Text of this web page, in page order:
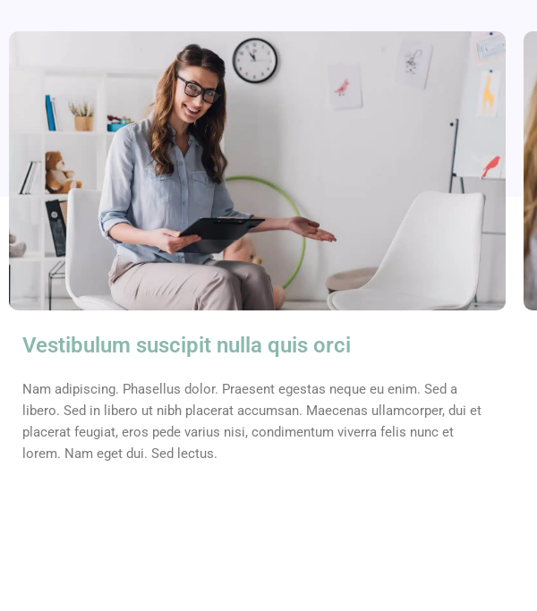
Vestibulum suscipit nulla quis orci
Nam adipiscing. Phasellus dolor. Praesent egestas neque eu enim. Sed a
libero. Sed in libero ut nibh placerat accumsan. Maecenas ullamcorper, dui et
placerat feugiat, eros pede varius nisi, condimentum viverra felis nunc et
lorem. Nam eget dui. Sed lectus.